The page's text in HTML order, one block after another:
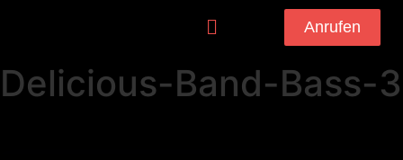
Anrufen
Delicious-Band-Bass-3